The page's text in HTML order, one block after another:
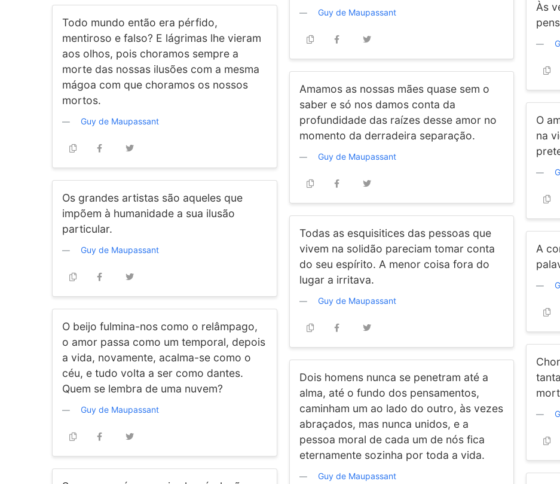
Todo mundo então era pérfido,
mentiroso e falso? E lágrimas lhe vieram
aos olhos, pois choramos sempre a
morte das nossas ilusões com a mesma
mágoa com que choramos os nossos
mortos.
Guy de Maupassant
Os grandes artistas são aqueles que
impõem à humanidade a sua ilusão
particular.
Guy de Maupassant
O beijo fulmina-nos como o relâmpago,
o amor passa como um temporal, depois
a vida, novamente, acalma-se como o
céu, e tudo volta a ser como dantes.
Quem se lembra de uma nuvem?
Guy de Maupassant
Guy de Maupassant
Amamos as nossas mães quase sem o
saber e só nos damos conta da
profundidade das raízes desse amor no
momento da derradeira separação.
Guy de Maupassant
Todas as esquisitices das pessoas que
vivem na solidão pareciam tomar conta
do seu espírito. A menor coisa fora do
lugar a irritava.
Guy de Maupassant
Dois homens nunca se penetram até a
alma, até o fundo dos pensamentos,
caminham um ao lado do outro, às vezes
abraçados, mas nunca unidos, e a
pessoa moral de cada um de nós fica
eternamente sozinha por toda a vida.
Guy de Maupassant
Às
O
na
A